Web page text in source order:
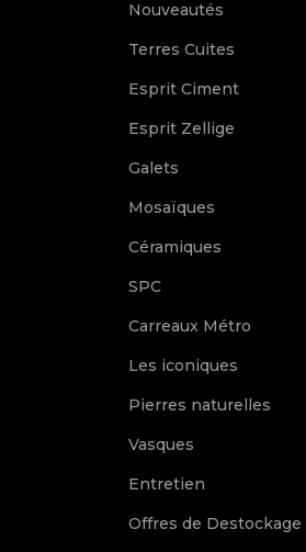
Nouveautés
Terres Cuites
Esprit Ciment
Esprit Zellige
Galets
Mosaïques
Céramiques
SPC
Carreaux Métro
Les iconiques
Pierres naturelles
Vasques
Entretien
Offres de Destockage